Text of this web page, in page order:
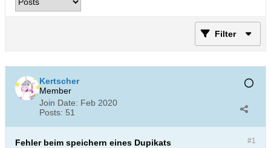
Filter
Kertscher
Member
Join Date: Feb 2020
Posts: 51
#1
Fehler beim speichern eines Dupikats